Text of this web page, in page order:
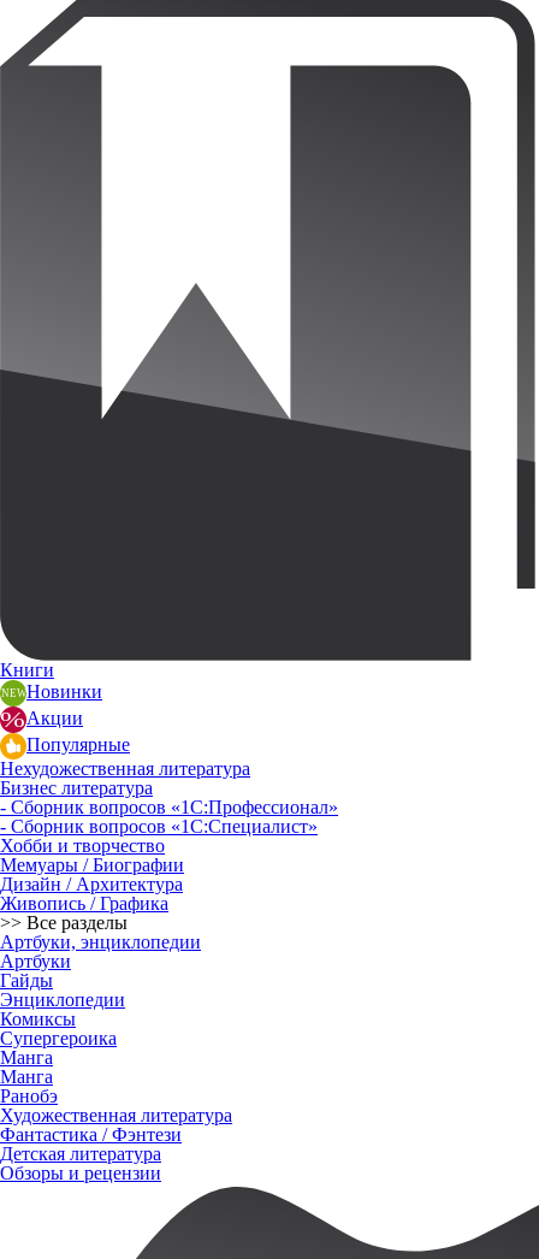
Книги
Новинки
Акции
Популярные
Нехудожественная литература
Бизнес литература
- Сборник вопросов «1С:Профессионал»
- Сборник вопросов «1С:Специалист»
Хобби и творчество
Мемуары / Биографии
Дизайн / Архитектура
Живопись / Графика
>> Все разделы
Артбуки, энциклопедии
Артбуки
Гайды
Энциклопедии
Комиксы
Супергероика
Манга
Манга
Ранобэ
Художественная литература
Фантастика / Фэнтези
Детская литература
Обзоры и рецензии